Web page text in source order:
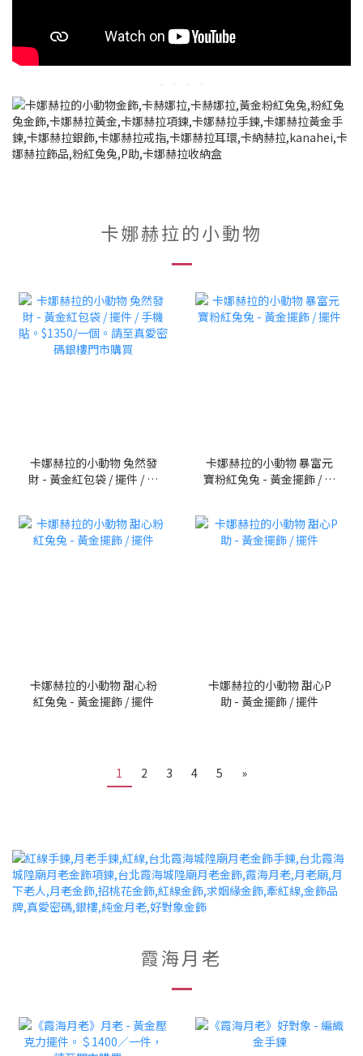
卡娜赫拉的小動物
卡娜赫拉的小動物 兔然發
財 - 黃金紅包袋 / 擺件 / 手
卡娜赫拉的小動物 暴富元
寶粉紅兔兔 - 黃金擺飾 / 擺
卡娜赫拉的小動物 甜心粉
紅兔兔 - 黃金擺飾 / 擺件
卡娜赫拉的小動物 甜心P
助 - 黃金擺飾 / 擺件
1 2 3 4 5 »
霞海月老